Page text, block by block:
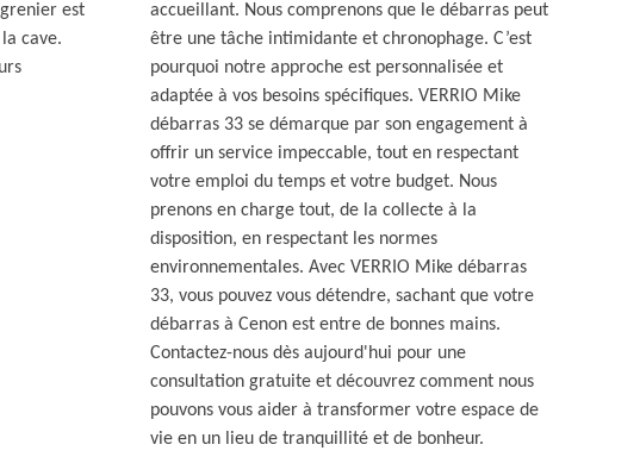
est
cave.
accueillant. Nous comprenons que le débarras peut
être une tâche intimidante et chronophage. C’est
pourquoi notre approche est personnalisée et
adaptée à vos besoins spécifiques. VERRIO Mike
débarras 33 se démarque par son engagement à
offrir un service impeccable, tout en respectant
votre emploi du temps et votre budget. Nous
prenons en charge tout, de la collecte à la
disposition, en respectant les normes
environnementales. Avec VERRIO Mike débarras
33, vous pouvez vous détendre, sachant que votre
débarras à Cenon est entre de bonnes mains.
Contactez-nous dès aujourd'hui pour une
consultation gratuite et découvrez comment nous
pouvons vous aider à transformer votre espace de
vie en un lieu de tranquillité et de bonheur.